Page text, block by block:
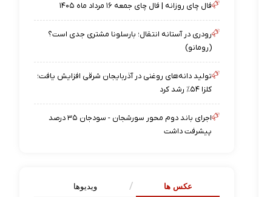
فال چای روزانه | فال چای جمعه ۱۶ مرداد ماه ۱۴۰۵
رودری در آستانه انتقال؛ بارسلونا مشتری جدی است؟
(رومانو)
تولید دانه‌های روغنی در آذربایجان شرقی افزایش یافت؛
کلزا ۵۴٪ رشد کرد
اجرای باند دوم محور سورشجان - سودجان ۳۵ درصد
پیشرفت داشت
عکس ها ویدیوها